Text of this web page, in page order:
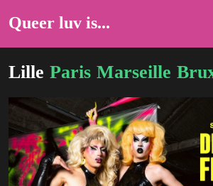
Queer luv is...
Lille Paris Marseille